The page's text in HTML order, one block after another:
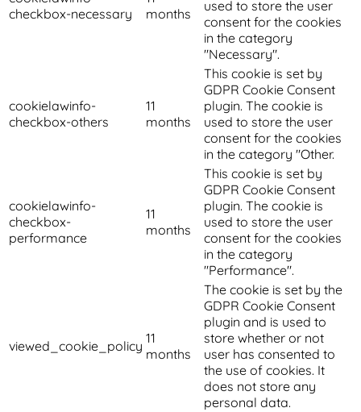
checkbox-necessary
months
used to store the user
consent for the cookies
in the category
"Necessary".
cookielawinfo-
checkbox-others
11
months
This cookie is set by
GDPR Cookie Consent
plugin. The cookie is
used to store the user
consent for the cookies
in the category "Other.
cookielawinfo-
checkbox-
performance
11
months
This cookie is set by
GDPR Cookie Consent
plugin. The cookie is
used to store the user
consent for the cookies
in the category
"Performance".
viewed_cookie_policy 11
months
The cookie is set by the
GDPR Cookie Consent
plugin and is used to
store whether or not
user has consented to
the use of cookies. It
does not store any
personal data.